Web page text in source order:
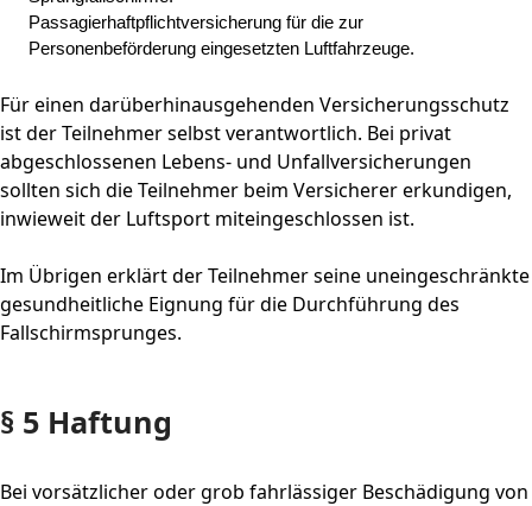
Passagierhaftpflichtversicherung für die zur
Personenbeförderung eingesetzten Luftfahrzeuge.
Für einen darüberhinausgehenden Versicherungsschutz
ist der Teilnehmer selbst verantwortlich. Bei privat
abgeschlossenen Lebens- und Unfallversicherungen
sollten sich die Teilnehmer beim Versicherer erkundigen,
inwieweit der Luftsport miteingeschlossen ist.
Im Übrigen erklärt der Teilnehmer seine uneingeschränkte
gesundheitliche Eignung für die Durchführung des
Fallschirmsprunges.
§ 5 Haftung
Bei vorsätzlicher oder grob fahrlässiger Beschädigung von